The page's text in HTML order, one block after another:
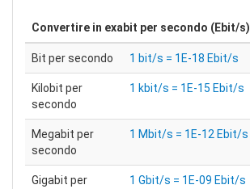
Convertire in exabit per secondo (Ebit/s)
Bit per secondo 1 bit/s = 1E-18 Ebit/s
Kilobit per
secondo
1 kbit/s = 1E-15 Ebit/s
Megabit per
secondo
1 Mbit/s = 1E-12 Ebit/s
Gigabit per
1 Gbit/s = 1E-09 Ebit/s